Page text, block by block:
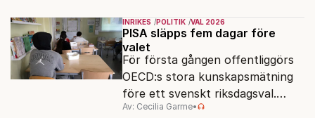
men varför, och vad skiljer
partiernas interna kulturer åt?
INRIKES POLITIK VAL 2026
PISA släpps fem dagar före
valet
För första gången offentliggörs
OECD:s stora kunskapsmätning
före ett svenskt riksdagsval.
Resultatet kan ge skolfrågan ny
Av: Cecilia Garme•